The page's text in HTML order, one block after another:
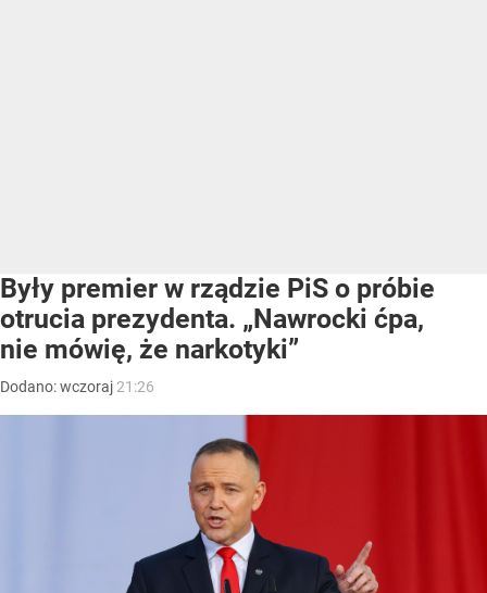
Były premier w rządzie PiS o próbie
otrucia prezydenta. „Nawrocki ćpa,
nie mówię, że narkotyki”
Dodano:wczoraj 21:26